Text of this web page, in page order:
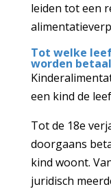
leiden tot een
Tot welke
worden
een kind de
Tot de 18e
doorgaans
kind woont.
juridisch